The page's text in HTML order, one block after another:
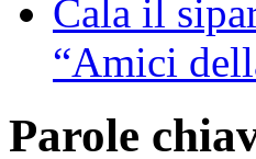
Cala il
“Amici
Parole